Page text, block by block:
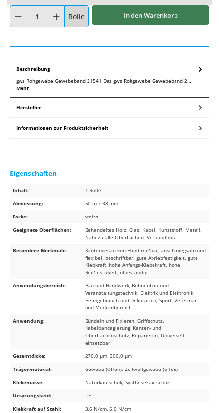
Produkt Anzahl: Gib den gewünschten Wert ein oder benutze die Schaltflächen
Rolle In den Warenkorb
Beschreibung
gws Rohgewebe Gewebeband 21541 Das gws Rohgewebe Gewebeband 2…
Mehr
Hersteller
Informationen zur Produktsicherheit
Eigenschaften
Inhalt:
1 Rolle
Abmessung:
50 m x 38 mm
Farbe:
weiss
Geeignete Oberflächen:
Behandeltes Holz, Glas, Kabel, Kunststoff, Metall,
Nahezu alle Oberflächen, Verbundholz
Besondere Merkmale:
Kantengenau von Hand reißbar, anschmiegsam und
flexibel, beschriftbar, gute Abriebfestigkeit, gute
Klebkraft, hohe Anfangs-Klebekraft, hohe
Reißfestigkeit, ölbeständig
Anwendungsbereich:
Bau und Handwerk, Bühnenbau und
Veranstaltungstechnik, Elektrik und Elektronik,
Heimgebrauch und Dekoration, Sport, Veterinär-
und Medizinbereich
Anwendung:
Bündeln und Fixieren, Griffschutz,
Kabelbandagierung, Kanten- und
Oberflächenschutz, Reparieren, Universell
einsetzbar
Gesamtdicke:
270.0 µm, 300.0 µm
Trägermaterial:
Gewebe (Offen), Zellwollgewebe (offen)
Klebemasse:
Naturkautschuk, Synthesekautschuk
Ursprungsland:
DE
Klebkraft auf Stahl:
3.6 N/cm, 5.0 N/cm